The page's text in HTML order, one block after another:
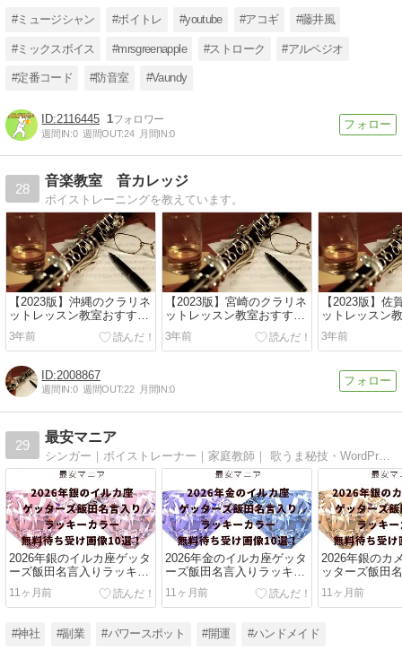
#ミュージシャン #ボイトレ #youtube #アコギ #藤井風
#ミックスボイス #mrsgreenapple #ストローク #アルペジオ
#定番コード #防音室 #Vaundy
2116445 1
週間IN:0 週間OUT:24 月間IN:0
28
音楽教室 音カレッジ
ボイストレーニングを教えています。
【2023版】沖縄のクラリネ
ットレッスン教室おすすめ
ランキング
3年前
【2023版】宮崎のクラリネ
ットレッスン教室おすすめ
ランキング
3年前
【2023版】佐
ットレッスン
ランキング
3年前
2008867
週間IN:0 週間OUT:22 月間IN:0
29
最安マニア
シンガー｜ボイストレーナー｜家庭教師｜ 歌うま秘技・WordPress・pixabay・ハンドメイド・自身カバー動画・神社巡り＋1site https://www.sakiumi.site/
2026年銀のイルカ座ゲッタ
ーズ飯田名言入りラッキー
カラー無料待ち受け画像10
選！
11ヶ月前
2026年金のイルカ座ゲッタ
ーズ飯田名言入りラッキー
カラー無料待ち受け画像10
選！
11ヶ月前
2026年銀のカ
ッターズ飯田
キーカラー無
像10選！
11ヶ月前
#神社 #副業 #パワースポット #開運 #ハンドメイド